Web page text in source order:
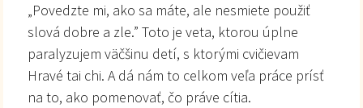
„Povedzte mi, ako sa máte, ale nesmiete použiť
slová dobre a zle.” Toto je veta, ktorou úplne
paralyzujem väčšinu detí, s ktorými cvičievam
Hravé tai chi. A dá nám to celkom veľa práce prísť
na to, ako pomenovať, čo práve cítia.